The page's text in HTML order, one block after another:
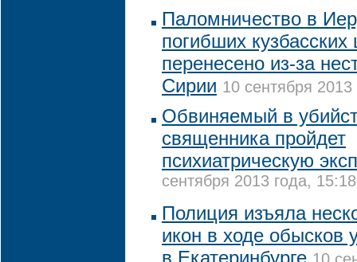
Паломничество в
погибших
перенесено из-за
Сирии 10 сентября
Обвиняемый в
священника пройдет
психиатрическую
сентября 2013 года, 15:18
Полиция изъяла
икон в ходе обысков
в Екатеринбурге